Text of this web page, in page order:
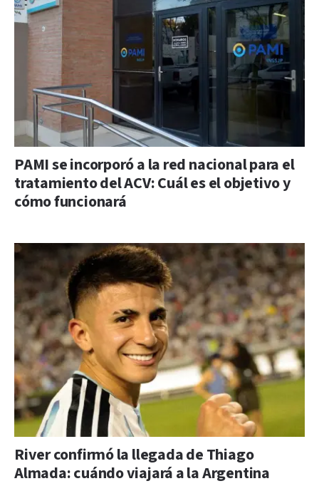
PAMI se incorporó a la red nacional para el
tratamiento del ACV: Cuál es el objetivo y
cómo funcionará
River confirmó la llegada de Thiago
Almada: cuándo viajará a la Argentina